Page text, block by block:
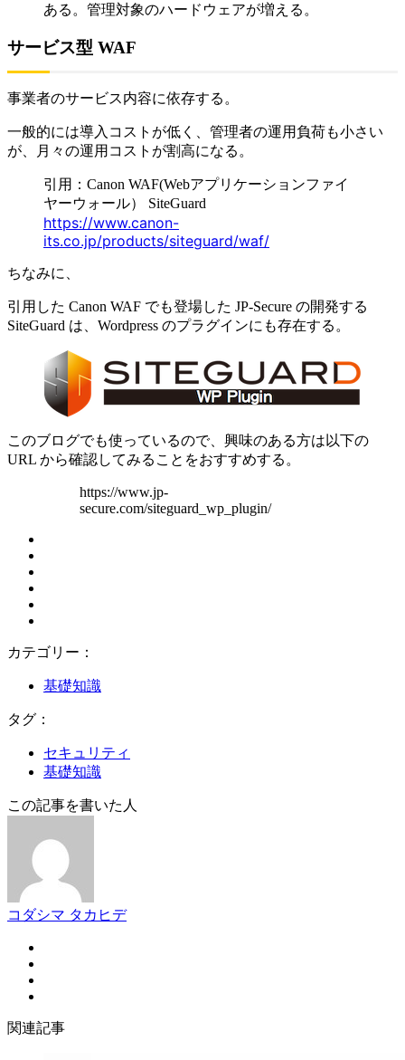
ある。管理対象のハードウェアが増える。
サービス型 WAF
事業者のサービス内容に依存する。
一般的には導入コストが低く、管理者の運用負荷も小さい
が、月々の運用コストが割高になる。
引用：Canon WAF(Webアプリケーションファイ
ヤーウォール） SiteGuard
https://www.canon-
its.co.jp/products/siteguard/waf/
ちなみに、
引用した Canon WAF でも登場した JP-Secure の開発する
SiteGuard は、Wordpress のプラグインにも存在する。
このブログでも使っているので、興味のある方は以下の
URL から確認してみることをおすすめする。
https://www.jp-
secure.com/siteguard_wp_plugin/
カテゴリー：
基礎知識
タグ：
セキュリティ
基礎知識
この記事を書いた人
コダシマ タカヒデ
関連記事